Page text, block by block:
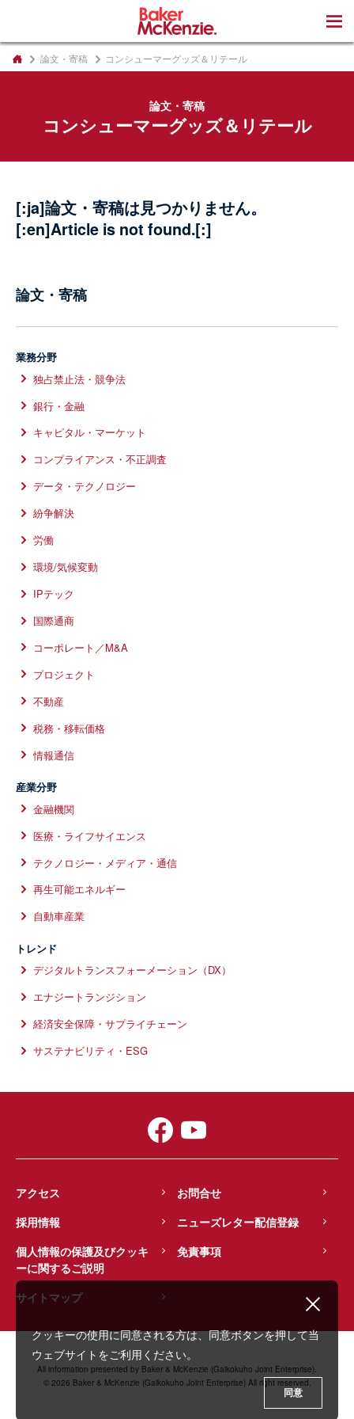
論文・寄稿 コンシューマーグッズ＆リテール
論文・寄稿
コンシューマーグッズ＆リテール
[:ja]論文・寄稿は見つかりません。
[:en]Article is not found.[:]
論文・寄稿
業務分野
独占禁止法・競争法
銀行・金融
キャピタル・マーケット
コンプライアンス・不正調査
データ・テクノロジー
紛争解決
労働
環境/気候変動
IPテック
国際通商
コーポレート／M&A
プロジェクト
不動産
税務・移転価格
情報通信
産業分野
金融機関
医療・ライフサイエンス
テクノロジー・メディア・通信
再生可能エネルギー
自動車産業
トレンド
デジタルトランスフォーメーション（DX）
エナジートランジション
経済安全保障・サプライチェーン
サステナビリティ・ESG
アクセス
お問合せ
採用情報
ニューズレター配信登録
個人情報の保護及びクッキ
ーに関するご説明
免責事項
サイトマップ
All information presented by Baker & McKenzie (Gaikokuho Joint Enterprise).
© 2026 Baker & McKenzie (Gaikokuho Joint Enterprise) All right reserved.
クッキーの使用に同意される方は、同意ボタンを押して当
ウェブサイトをご利用ください。
同意